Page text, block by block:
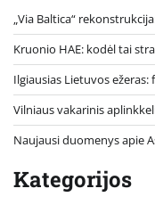
„Via Baltica“
Kruonio HAE: kodėl tai
Ilgiausias Lietuvos
Vilniaus vakarinis
Naujausi duomenys apie
Kategorijos